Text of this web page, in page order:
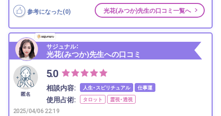
参考になった(0) 光花(みつか)先生の口コミ一覧へ
サジュナル：
光花(みつか)先生への口コミ
匿名
5.0
相談内容: 人生・スピリチュアル 仕事運
使用占術: タロット 霊視・透視
2025/04/06 22:19